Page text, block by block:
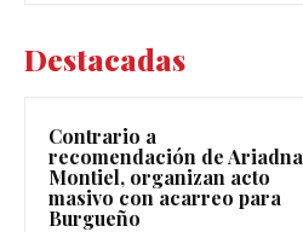
Destacadas
Contrario a
recomendación de Ariadna
Montiel, organizan acto
masivo con acarreo para
Burgueño